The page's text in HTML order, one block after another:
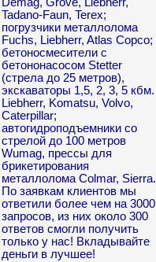
Tadano-Faun, Terex;
погрузчики металлолома
Fuchs, Liebherr, Atlas Copco;
бетоносмесители с
бетононасосом Stetter
(стрела до 25 метров),
экскаваторы 1,5, 2, 3, 5 кбм.
Liebherr, Komatsu, Volvo,
Caterpillar;
автогидроподъемники со
стрелой до 100 метров
Wumag, прессы для
брикетирования
металлолома Colmar, Sierra.
По заявкам клиентов мы
ответили более чем на 3000
запросов, из них около 300
ответов смогли получить
только у нас! Вкладывайте
деньги в лучшее!